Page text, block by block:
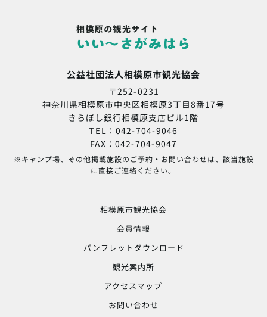
公益社団法人相模原市観光協会
〒252-0231
神奈川県相模原市中央区相模原3丁目8番17号
きらぼし銀行相模原支店ビル1階
TEL：042-704-9046
FAX：042-704-9047
※キャンプ場、その他掲載施設のご予約・お問い合わせは、該当施設
に直接ご連絡ください。
相模原市観光協会
会員情報
パンフレットダウンロード
観光案内所
アクセスマップ
お問い合わせ